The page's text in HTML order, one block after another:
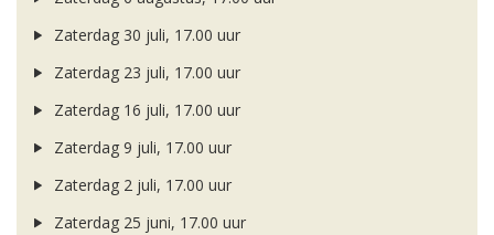
Zaterdag 30 juli, 17.00 uur
Zaterdag 23 juli, 17.00 uur
Zaterdag 16 juli, 17.00 uur
Zaterdag 9 juli, 17.00 uur
Zaterdag 2 juli, 17.00 uur
Zaterdag 25 juni, 17.00 uur